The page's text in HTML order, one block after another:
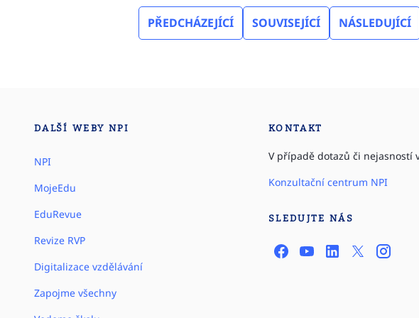
PŘEDCHÁZEJÍCÍ SOUVISEJÍCÍ NÁSLEDUJÍCÍ
DALŠÍ WEBY NPI
NPI
MojeEdu
EduRevue
Revize RVP
Digitalizace vzdělávání
Zapojme všechny
KONTAKT
V případě dotazů či nejasností
Konzultační centrum NPI
SLEDUJTE NÁS